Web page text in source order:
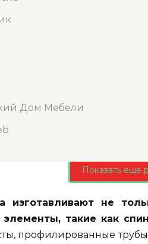
Дом Мебели
Показать еще
изготавливают не
такие как
профилированные